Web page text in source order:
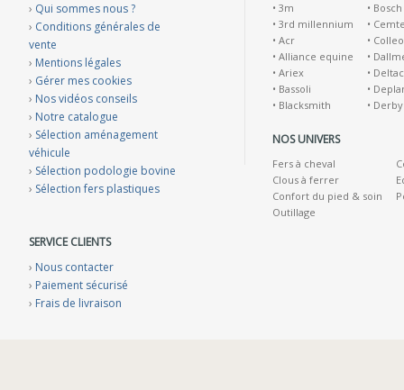
› Qui sommes nous ?
› Conditions générales de
vente
› Mentions légales
› Gérer mes cookies
› Nos vidéos conseils
› Notre catalogue
› Sélection aménagement
véhicule
› Sélection podologie bovine
› Sélection fers plastiques
SERVICE CLIENTS
› Nous contacter
› Paiement sécurisé
› Frais de livraison
• 3m
• 3rd millennium
• Acr
• Alliance equine
• Ariex
• Bassoli
• Blacksmith
• Bosch
•
•
•
•
•
• Derby
NOS UNIVERS
Fers à cheval
Clous à ferrer
Confort du pied & soin
Outillage